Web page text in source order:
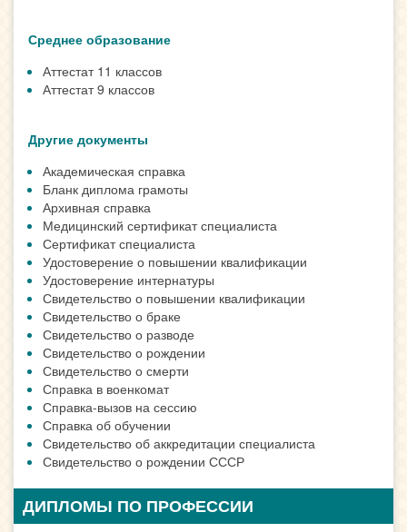
Среднее образование
Аттестат 11 классов
Аттестат 9 классов
Другие документы
Академическая справка
Бланк диплома грамоты
Архивная справка
Медицинский сертификат специалиста
Сертификат специалиста
Удостоверение о повышении квалификации
Удостоверение интернатуры
Свидетельство о повышении квалификации
Свидетельство о браке
Свидетельство о разводе
Свидетельство о рождении
Свидетельство о смерти
Справка в военкомат
Справка-вызов на сессию
Справка об обучении
Свидетельство об аккредитации специалиста
Свидетельство о рождении СССР
ДИПЛОМЫ ПО ПРОФЕССИИ